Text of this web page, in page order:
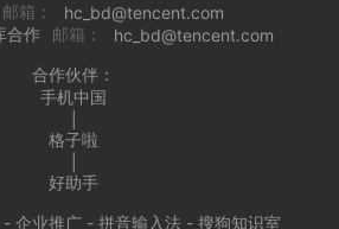
邮箱：
hc_bd@tencent.com
合作
邮箱：
hc_bd@tencent.com
合作伙伴：
手机中国
格子啦
好助手
- 企业推广 - 拼音输入法 - 搜狗知识室